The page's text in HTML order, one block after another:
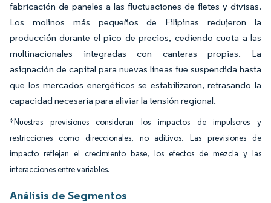
fabricación de paneles a las fluctuaciones de fletes y divisas.
Los molinos más pequeños de Filipinas redujeron la
producción durante el pico de precios, cediendo cuota a las
multinacionales integradas con canteras propias. La
asignación de capital para nuevas líneas fue suspendida hasta
que los mercados energéticos se estabilizaron, retrasando la
capacidad necesaria para aliviar la tensión regional.
*Nuestras previsiones consideran los impactos de impulsores y
restricciones como direccionales, no aditivos. Las previsiones de
impacto reflejan el crecimiento base, los efectos de mezcla y las
interacciones entre variables.
Análisis de Segmentos